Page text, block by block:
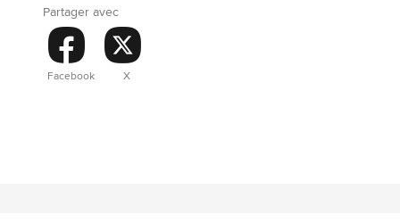
Partager avec
Facebook X